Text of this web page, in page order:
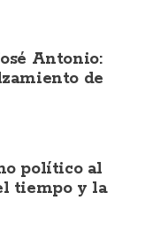
Antonio:
de
político al
tiempo y la